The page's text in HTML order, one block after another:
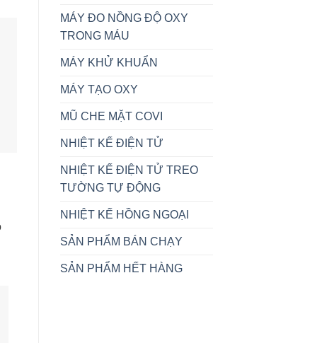
MÁY ĐO NỒNG ĐỘ OXY
TRONG MÁU
MÁY KHỬ KHUẨN
MÁY TẠO OXY
MŨ CHE MẶT COVI
NHIỆT KẾ ĐIỆN TỬ
NHIỆT KẾ ĐIỆN TỬ TREO
TƯỜNG TỰ ĐỘNG
NHIỆT KẾ HỒNG NGOẠI
SẢN PHẨM BÁN CHẠY
SẢN PHẨM HẾT HÀNG